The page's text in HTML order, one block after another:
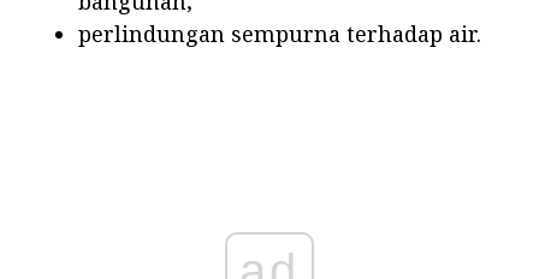
perlindungan sempurna terhadap air.